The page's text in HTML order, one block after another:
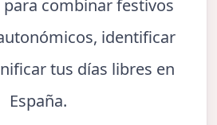
combinar festivos
identificar
tus días libres en
España.